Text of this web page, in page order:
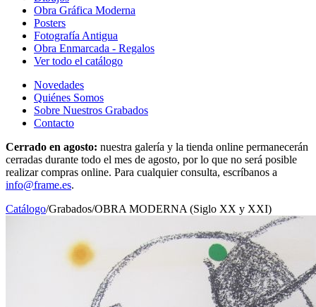
Obra Gráfica Moderna
Posters
Fotografía Antigua
Obra Enmarcada - Regalos
Ver todo el catálogo
Novedades
Quiénes Somos
Sobre Nuestros Grabados
Contacto
Cerrado en agosto: nuestra galería y la tienda online permanecerán
cerradas durante todo el mes de agosto, por lo que no será posible
realizar compras online. Para cualquier consulta, escríbanos a
info@frame.es.
Catálogo/Grabados/OBRA MODERNA (Siglo XX y XXI)